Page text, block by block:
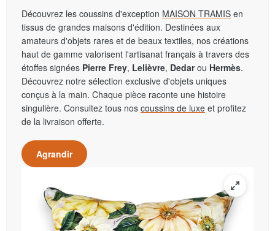
Découvrez les coussins d'exception MAISON TRAMIS en
tissus de grandes maisons d'édition. Destinées aux
amateurs d'objets rares et de beaux textiles, nos créations
haut de gamme valorisent l'artisanat français à travers des
étoffes signées Pierre Frey, Lelièvre, Dedarou Hermès.
Découvrez notre sélection exclusive d'objets uniques
conçus à la main. Chaque pièce raconte une histoire
singulière. Consultez tous nos coussins de luxe et profitez
de la livraison offerte.
Agrandir